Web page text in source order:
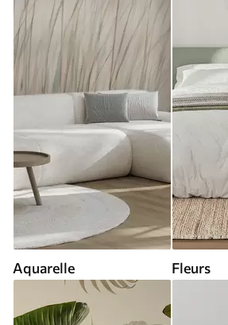
Aquarelle Fleurs